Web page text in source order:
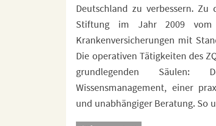
Deutschland zu verbessern.
Stiftung im Jahr 2009 vom
Krankenversicherungen mit
Die operativen Tätigkeiten des
grundlegenden Säulen:
Wissensmanagement, einer
und unabhängiger Beratung. So
des ZQP neue Konzepte
Versorgungslücken
Vernetzung von Wissen schafft
zwischen Theorie und Praxis in
zu einer Steigerung des